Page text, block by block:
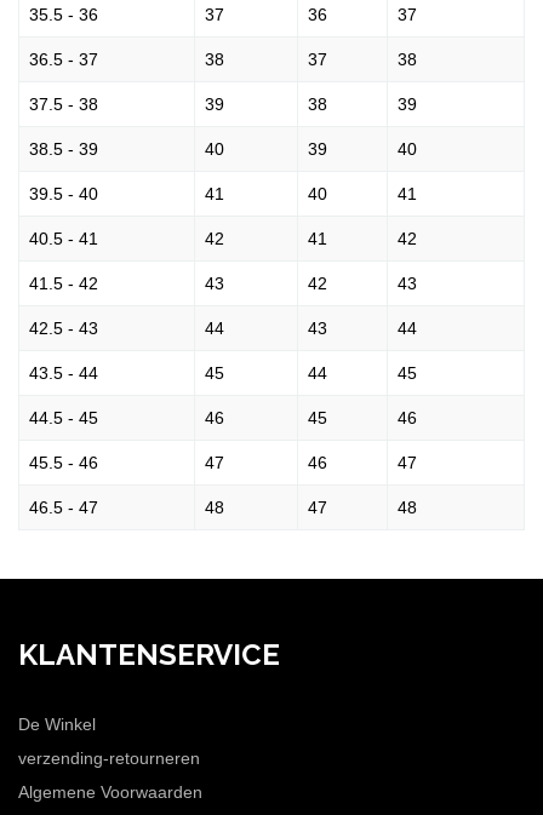
35.5 - 36 37 36 37
36.5 - 37 38 37 38
37.5 - 38 39 38 39
38.5 - 39 40 39 40
39.5 - 40 41 40 41
40.5 - 41 42 41 42
41.5 - 42 43 42 43
42.5 - 43 44 43 44
43.5 - 44 45 44 45
44.5 - 45 46 45 46
45.5 - 46 47 46 47
46.5 - 47 48 47 48
KLANTENSERVICE
De Winkel
verzending-retourneren
Algemene Voorwaarden